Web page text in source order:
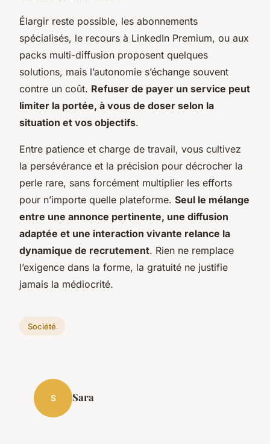
Élargir reste possible, les abonnements
spécialisés, le recours à LinkedIn Premium, ou aux
packs multi-diffusion proposent quelques
solutions, mais l’autonomie s’échange souvent
contre un coût. Refuser de payer un service peut
limiter la portée, à vous de doser selon la
situation et vos objectifs.
Entre patience et charge de travail, vous cultivez
la persévérance et la précision pour décrocher la
perle rare, sans forcément multiplier les efforts
pour n’importe quelle plateforme. Seul le mélange
entre une annonce pertinente, une diffusion
adaptée et une interaction vivante relance la
dynamique de recrutement. Rien ne remplace
l’exigence dans la forme, la gratuité ne justifie
jamais la médiocrité.
Société
S Sara